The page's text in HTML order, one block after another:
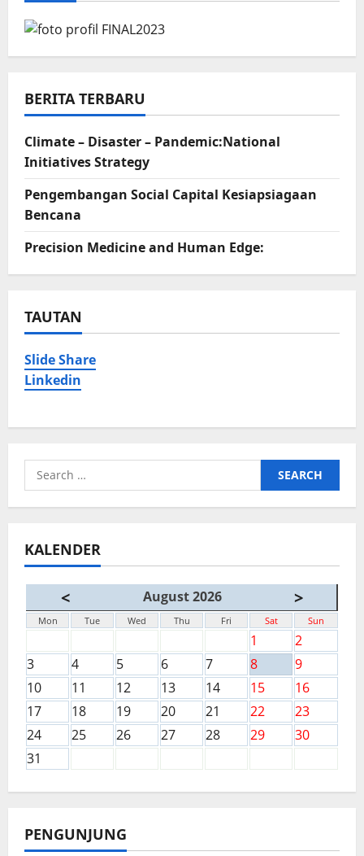
BERITA TERBARU
Climate – Disaster – Pandemic:National
Initiatives Strategy
Pengembangan Social Capital Kesiapsiagaan
Bencana
Precision Medicine and Human Edge:
TAUTAN
Slide Share
Linkedin
Search
for:
KALENDER
< August 2026 >
Mon Tue Wed Thu Fri Sat Sun
1
2
3
4 5 6 7 8
9
10
11 12 13 14 15
16
17
18 19 20 21 22
23
24
25 26 27 28 29
30
31
PENGUNJUNG